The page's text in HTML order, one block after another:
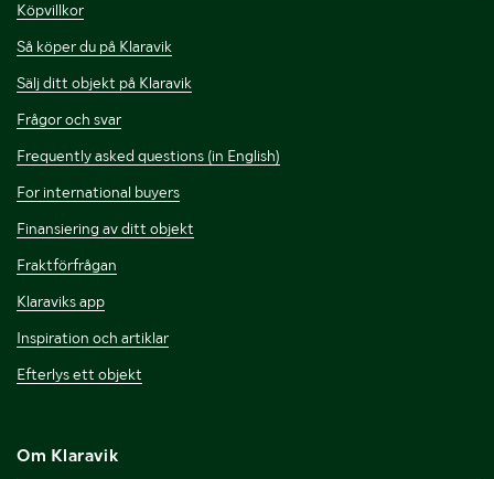
Köpvillkor
Så köper du på Klaravik
Sälj ditt objekt på Klaravik
Frågor och svar
Frequently asked questions (in English)
For international buyers
Finansiering av ditt objekt
Fraktförfrågan
Klaraviks app
Inspiration och artiklar
Efterlys ett objekt
Om Klaravik